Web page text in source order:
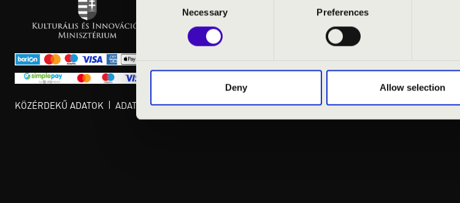
Necessary Preferences
Deny Allow selection
KÖZÉRDEKŰ ADATOK ADATVÉDELMI TÁJÉKOZTATÓ JOGI NYILATKOZAT